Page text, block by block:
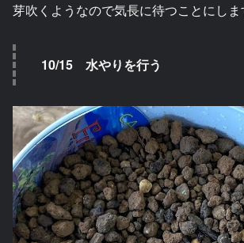
芽吹くようなので気長に待つことにしま
10/15 水やりを行う